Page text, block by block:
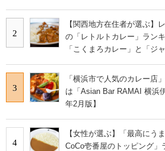
2
【関西地方在住者が選ぶ】
の「レトルトカレー」ラン
「こくまろカレー」と「ジ
3
「横浜市で人気のカレー
は「Asian Bar RAMAI 横浜
年2月版】
4
【女性が選ぶ】「最高にう
CoCo壱番屋のトッピング